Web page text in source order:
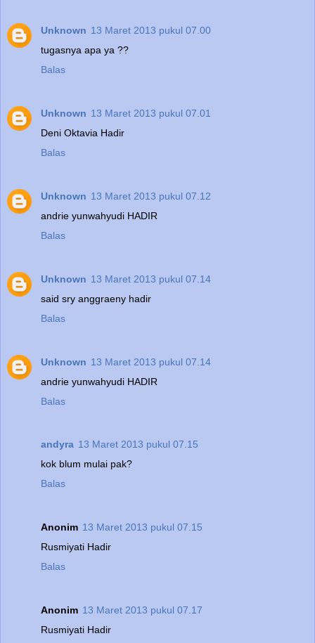
Unknown 13 Maret 2013 pukul 07.00
tugasnya apa ya ??
Balas
Unknown 13 Maret 2013 pukul 07.01
Deni Oktavia Hadir
Balas
Unknown 13 Maret 2013 pukul 07.12
andrie yunwahyudi HADIR
Balas
Unknown 13 Maret 2013 pukul 07.14
said sry anggraeny hadir
Balas
Unknown 13 Maret 2013 pukul 07.14
andrie yunwahyudi HADIR
Balas
andyra 13 Maret 2013 pukul 07.15
kok blum mulai pak?
Balas
Anonim 13 Maret 2013 pukul 07.15
Rusmiyati Hadir
Balas
Anonim 13 Maret 2013 pukul 07.17
Rusmiyati Hadir